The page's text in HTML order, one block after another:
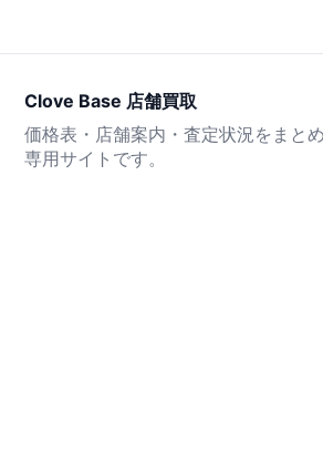
Clove Base 店舗買取
価格表・店舗案内・査定状況をまと
専用サイトです。